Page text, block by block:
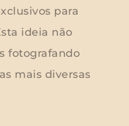
para
ideia não
fotografando
mais diversas